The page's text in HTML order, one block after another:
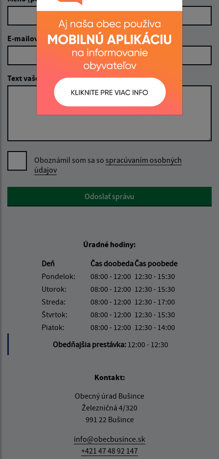
E-mailová adresa (povinné)
Text vašej správy (povinné)
Oboznámil som sa so spracúvaním osobných
údajov
Google reCaptcha ResponseOdoslať správu
Úradné hodiny:
Deň
Čas doobedaČas poobede
Pondelok:
08:00 - 12:00 12:30 - 15:30
Utorok:
08:00 - 12:00 12:30 - 15:30
Streda:
08:00 - 12:00 12:30 - 17:00
Štvrtok:
08:00 - 12:00 12:30 - 15:30
Piatok:
08:00 - 12:00 12:30 - 14:00
Obedňajšia prestávka: 12:00 - 12:30
Kontakt:
Obecný úrad Bušince
Železničná 4/320
991 22 Bušince
info@obecbusince.sk
+421 47 48 92 147